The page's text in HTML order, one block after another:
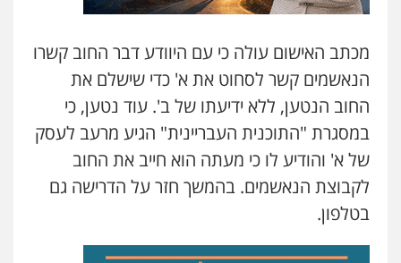
0506209859
עדי כרמלי – חברת עו"ד
כלכלי עורכי דין לענייני אסירים
0525060666
גיא זהבי משרד עורכי דין
פלילי משפחה
מכתב האישום עולה כי עם היוודע דבר החוב קשרו
הנאשמים קשר לסחוט את א' כדי שישלם את
החוב הנטען, ללא ידיעתו של ב'. עוד נטען, כי
במסגרת "התוכנית העבריינית" הגיע מרעב לעסק
של א' והודיע לו כי מעתה הוא חייב את החוב
לקבוצת הנאשמים. בהמשך חזר על הדרישה גם
בטלפון.